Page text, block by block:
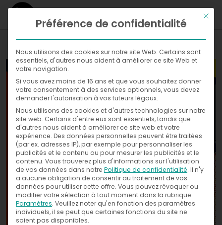
WHAT
WHERE
Galleries
Exhibitions
NOW
News
Press
WITH
WHO
CONTACT
Ce
Préférence de confidentialité
Nous utilisons des cookies sur notre site Web. Certains sont
essentiels, d'autres nous aident à améliorer ce site Web et
votre navigation.
Si vous avez moins de 16 ans et que vous souhaitez donner
votre consentement à des services optionnels, vous devez
demander l'autorisation à vos tuteurs légaux.
Nous utilisons des cookies et d'autres technologies sur notre
site web. Certains d'entre eux sont essentiels, tandis que
d'autres nous aident à améliorer ce site web et votre
expérience. Des données personnelles peuvent être traitées
(par ex. adresses IP), par exemple pour personnaliser les
publicités et le contenu ou pour mesurer les publicités et le
contenu. Vous trouverez plus d'informations sur l'utilisation
de vos données dans notre Politique de confidentialité. Il n'y
a aucune obligation de consentir au traitement de vos
données pour utiliser cette offre. Vous pouvez révoquer ou
modifier votre sélection à tout moment dans la rubrique
Paramètres. Veuillez noter qu'en fonction des paramètres
individuels, il se peut que certaines fonctions du site ne
soient pas disponibles.